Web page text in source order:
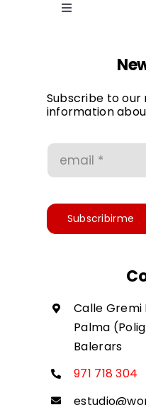
Toggle
Privacy Policy
Subscribe to
information
Subscribirme
Calle Gremi
Palma
Balerars
971 718 304